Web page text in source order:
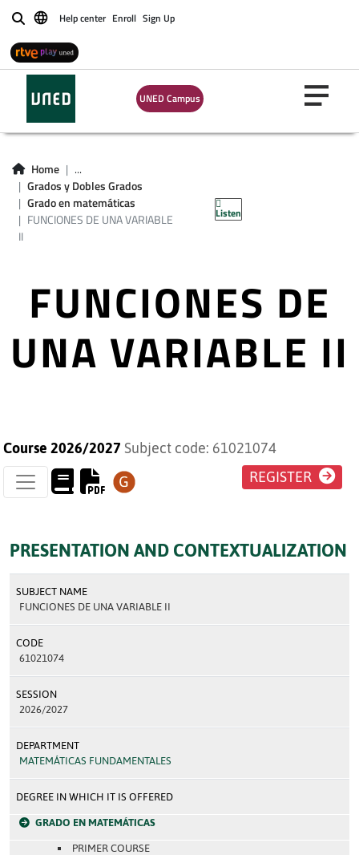
BuscarHelp center Enroll Sign Up
UNED Campus
Home
...
Grados y Dobles Grados
Grado en matemáticas
FUNCIONES DE UNA VARIABLE
II
Listen
FUNCIONES DE
UNA VARIABLE II
Course 2026/2027 Subject code: 61021074
REGISTER
PRESENTATION AND CONTEXTUALIZATION
SUBJECT NAME
FUNCIONES DE UNA VARIABLE II
CODE
61021074
SESSION
2026/2027
DEPARTMENT
MATEMÁTICAS FUNDAMENTALES
DEGREE IN WHICH IT IS OFFERED
GRADO EN MATEMÁTICAS
PRIMER COURSE